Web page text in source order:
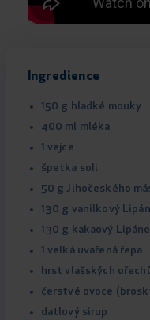
Ingredience
150 g hladké mouky
400 ml mléka
1 vejce
špetka soli
50 g Jihočeského
130 g vanilkový
130 g kakaový
1 velká uvařená řepa
hrst vlašských
čerstvé ovoce
datlový sirup